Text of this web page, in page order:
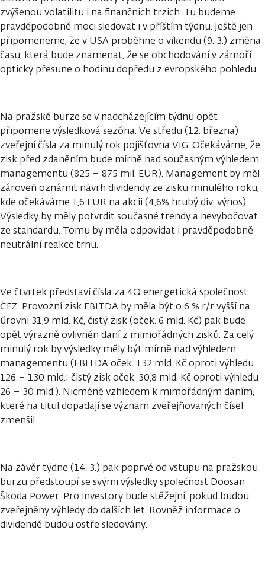
zvýšenou volatilitu i na finančních trzích. Tu budeme
pravděpodobně moci sledovat i v příštím týdnu. Ještě jen
připomeneme, že v USA proběhne o víkendu (9. 3.) změna
času, která bude znamenat, že se obchodování v zámoří
opticky přesune o hodinu dopředu z evropského pohledu.
Na pražské burze se v nadcházejícím týdnu opět
připomene výsledková sezóna. Ve středu (12. března)
zveřejní čísla za minulý rok pojišťovna VIG. Očekáváme, že
zisk před zdaněním bude mírně nad současným výhledem
managementu (825 – 875 mil. EUR). Management by měl
zároveň oznámit návrh dividendy ze zisku minulého roku,
kde očekáváme 1,6 EUR na akcii (4,6% hrubý div. výnos).
Výsledky by měly potvrdit současné trendy a nevybočovat
ze standardu. Tomu by měla odpovídat i pravděpodobně
neutrální reakce trhu.
Ve čtvrtek představí čísla za 4Q energetická společnost
ČEZ. Provozní zisk EBITDA by měla být o 6 % r/r vyšší na
úrovni 31,9 mld. Kč, čistý zisk (oček. 6 mld. Kč) pak bude
opět výrazně ovlivněn daní z mimořádných zisků. Za celý
minulý rok by výsledky měly být mírně nad výhledem
managementu (EBITDA oček. 132 mld. Kč oproti výhledu
126 – 130 mld.; čistý zisk oček. 30,8 mld. Kč oproti výhledu
26 – 30 mld.). Nicméně vzhledem k mimořádným daním,
které na titul dopadají se význam zveřejňovaných čísel
zmenšil.
Na závěr týdne (14. 3.) pak poprvé od vstupu na pražskou
burzu předstoupí se svými výsledky společnost Doosan
Škoda Power. Pro investory bude stěžejní, pokud budou
zveřejněny výhledy do dalších let. Rovněž informace o
dividendě budou ostře sledovány.